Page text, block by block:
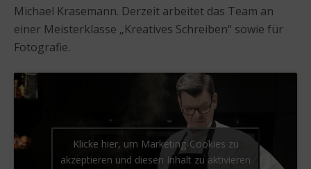
Michael Krasemann. Derzeit arbeitet das Team an
einer Meisterklasse „Kreatives Schreiben“ sowie für
Fotografie.
Klicke hier, um Marketing-Cookies zu
akzeptieren und diesen Inhalt zu aktivieren